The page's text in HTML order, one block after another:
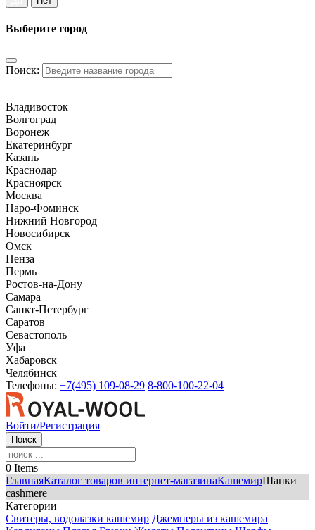
Выберите город
Поиск:
Владивосток
Волгоград
Воронеж
Екатеринбург
Казань
Краснодар
Красноярск
Москва
Наро-Фоминск
Нижний Новгород
Новосибирск
Омск
Пенза
Пермь
Ростов-на-Дону
Самара
Санкт-Петербург
Саратов
Севастополь
Уфа
Хабаровск
Челябинск
Телефоны: +7(495) 109-08-29 8-800-100-22-04
Войти/Регистрация
Поиск
0 Items
ГлавнаяКаталог товаров интернет-магазинаКашемирШапки
cashmere
Категории
Свитеры, водолазки кашемир Джемперы из кашемира